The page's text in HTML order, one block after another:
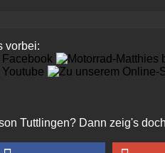
vorbei:
Tuttlingen? Dann zeig's